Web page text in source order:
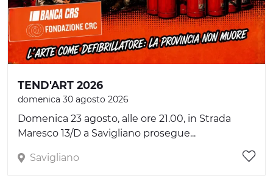
TEND'ART 2026
domenica 30 agosto 2026
Domenica 23 agosto, alle ore 21.00, in Strada
Maresco 13/D a Savigliano prosegue...
Savigliano